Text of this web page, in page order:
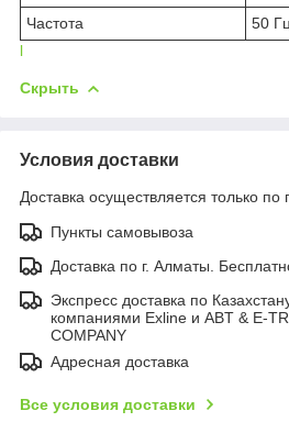
Частота
50 Гц
l
Скрыть
Условия доставки
Доставка осуществляется только по
Пункты самовывоза
Доставка по г. Алматы.
Экспресс доставка по
компаниями Exline и ABT & E-
COMPANY
Адресная доставка
Все условия доставки